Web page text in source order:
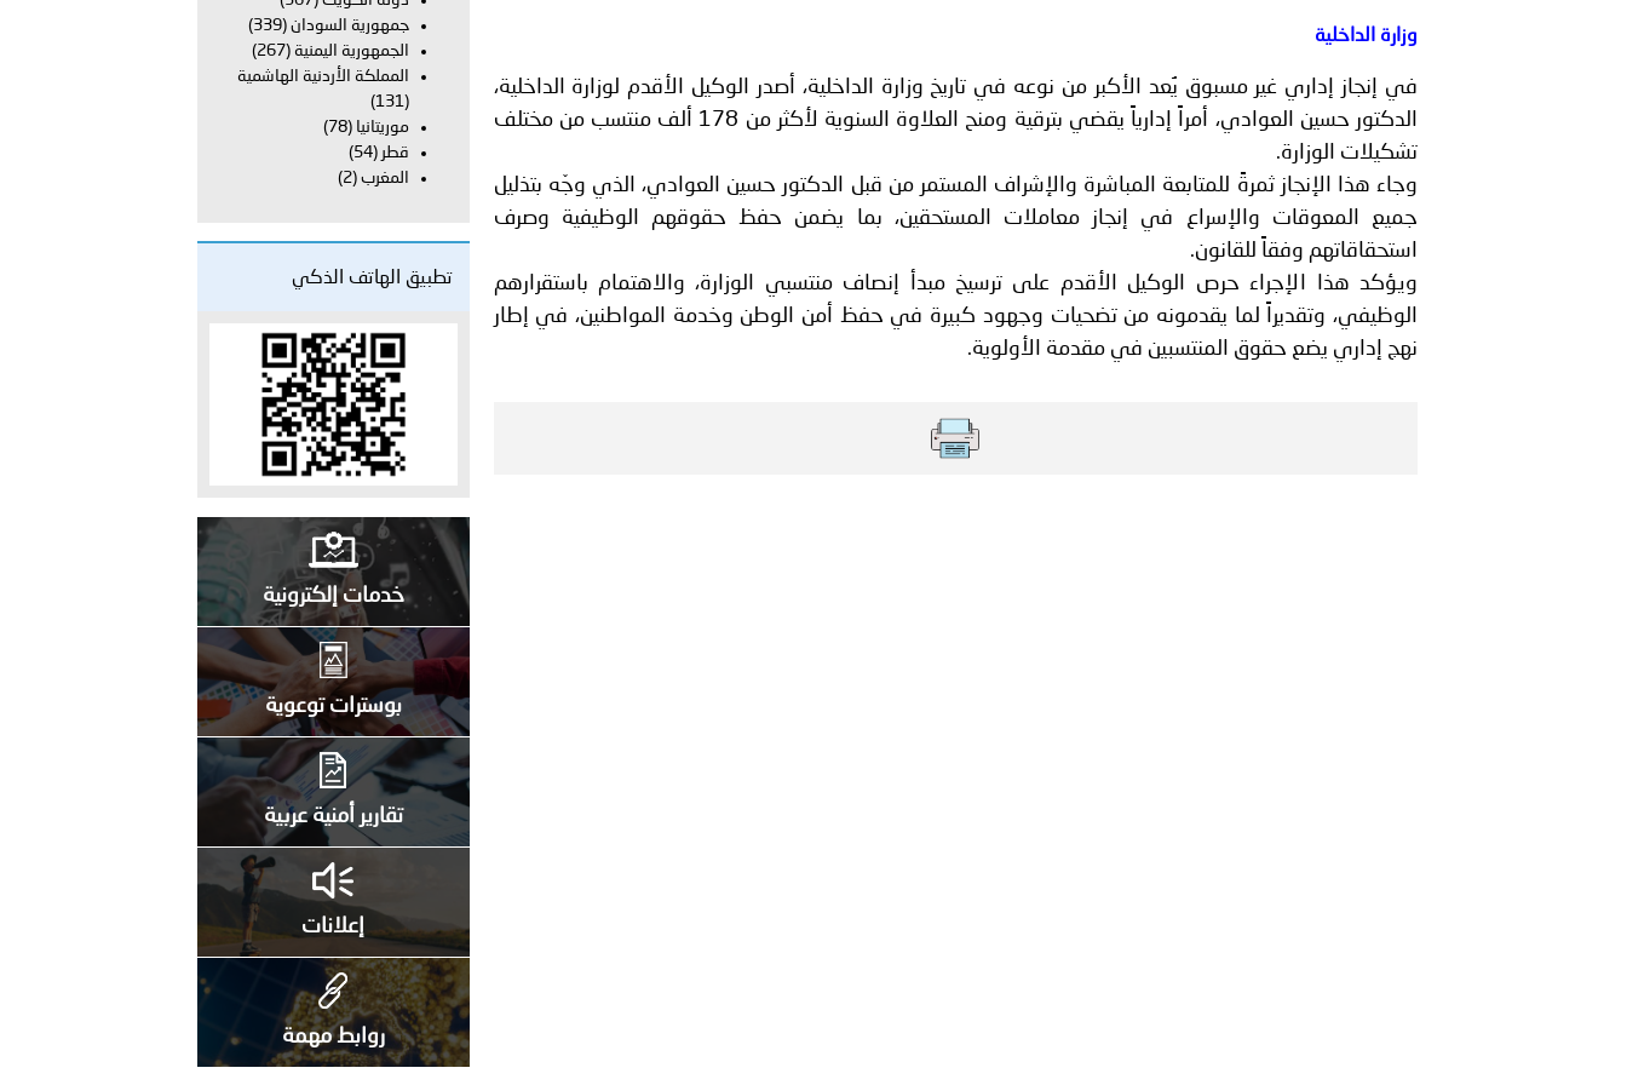
بيان صادر عن الأمانة العامة لمجلس وزراء الداخلية العرب بمناسبة اختتام المؤتمر العربي الثاني عشر للمسؤولين عن الأمن السياحي 2026.
وزارة الداخلية
في إنجاز إداري غير مسبوق يُعد الأكبر من نوعه في تاريخ وزارة الداخلية، أصدر الوكيل الأقدم لوزارة الداخلية،
الدكتور حسين العوادي، أمراً إدارياً يقضي بترقية ومنح العلاوة السنوية لأكثر من 178 ألف منتسب من مختلف
تشكيلات الوزارة.
وجاء هذا الإنجاز ثمرةً للمتابعة المباشرة والإشراف المستمر من قبل الدكتور حسين العوادي، الذي وجّه بتذليل
جميع المعوقات والإسراع في إنجاز معاملات المستحقين، بما يضمن حفظ حقوقهم الوظيفية وصرف
استحقاقاتهم وفقاً للقانون.
ويؤكد هذا الإجراء حرص الوكيل الأقدم على ترسيخ مبدأ إنصاف منتسبي الوزارة، والاهتمام باستقرارهم
الوظيفي، وتقديراً لما يقدمونه من تضحيات وجهود كبيرة في حفظ أمن الوطن وخدمة المواطنين، في إطار
نهج إداري يضع حقوق المنتسبين في مقدمة الأولوية.
جمهورية السودان (339)
الجمهورية اليمنية (267)
المملكة الأردنية الهاشمية
(131)
موريتانيا (78)
قطر (54)
المغرب (2)
تطبيق الهاتف الذكي
خدمات إلكترونية
بوسترات توعوية
تقارير أمنية عربية
إعلانات
روابط مهمة